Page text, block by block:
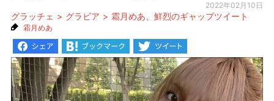
2022年02月10日
グラッチェ グラビア 霜月めあ、鮮烈のギャップツイート
霜月めあ